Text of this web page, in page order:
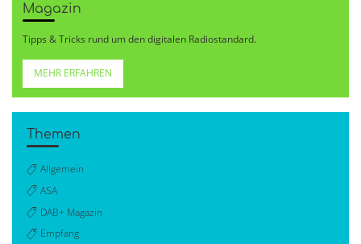
Magazin
Tipps & Tricks rund um den digitalen Radiostandard.
MEHR ERFAHREN
Themen
Allgemein
ASA
DAB+ Magazin
Empfang